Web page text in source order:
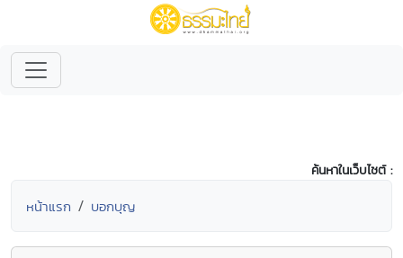
ค้นหาในเว็บไซต์ :
หน้าแรก บอกบุญ